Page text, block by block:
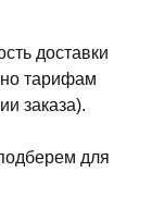
доставки
тарифам
заказа).
для